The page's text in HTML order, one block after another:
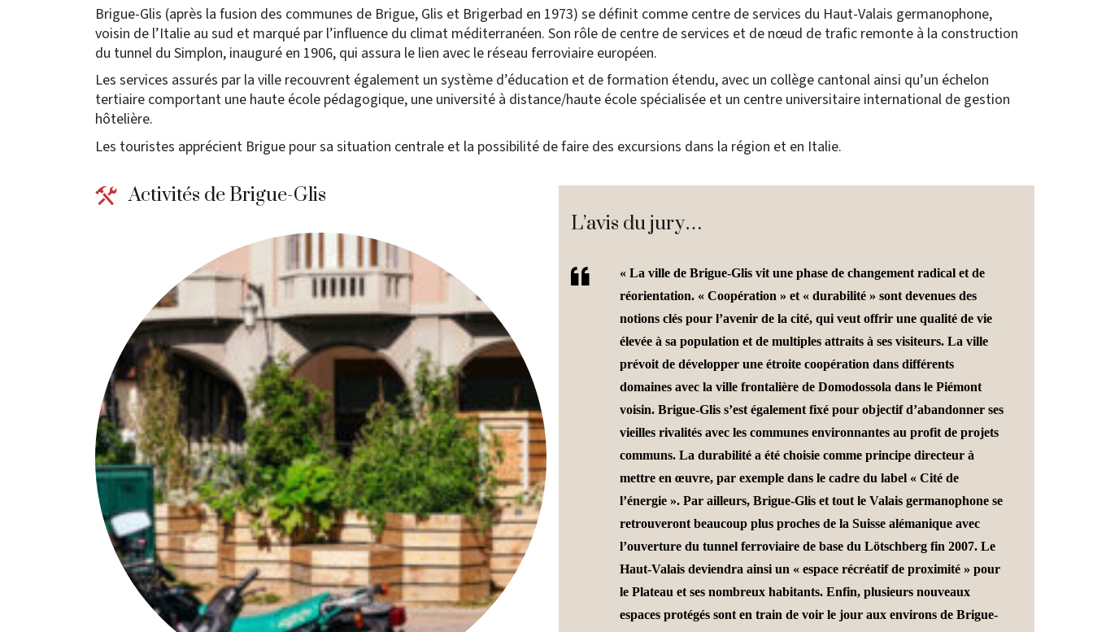
Brigue-Glis (après la fusion des communes de Brigue, Glis et Brigerbad en 1973) se définit comme centre de services du Haut-Valais germanophone,
voisin de l’Italie au sud et marqué par l’influence du climat méditerranéen. Son rôle de centre de services et de nœud de trafic remonte à la construction
du tunnel du Simplon, inauguré en 1906, qui assura le lien avec le réseau ferroviaire européen.
Les services assurés par la ville recouvrent également un système d’éducation et de formation étendu, avec un collège cantonal ainsi qu’un échelon
tertiaire comportant une haute école pédagogique, une université à distance/haute école spécialisée et un centre universitaire international de gestion
hôtelière.
Les touristes apprécient Brigue pour sa situation centrale et la possibilité de faire des excursions dans la région et en Italie.
Activités de Brigue-Glis
L’avis du jury…
« La ville de Brigue-Glis vit une phase de changement radical et de
réorientation. « Coopération » et « durabilité » sont devenues des
notions clés pour l’avenir de la cité, qui veut offrir une qualité de vie
élevée à sa population et de multiples attraits à ses visiteurs. La ville
prévoit de développer une étroite coopération dans différents
domaines avec la ville frontalière de Domodossola dans le Piémont
voisin. Brigue-Glis s’est également fixé pour objectif d’abandonner ses
vieilles rivalités avec les communes environnantes au profit de projets
communs. La durabilité a été choisie comme principe directeur à
mettre en œuvre, par exemple dans le cadre du label « Cité de
l’énergie ». Par ailleurs, Brigue-Glis et tout le Valais germanophone se
retrouveront beaucoup plus proches de la Suisse alémanique avec
l’ouverture du tunnel ferroviaire de base du Lötschberg fin 2007. Le
Haut-Valais deviendra ainsi un « espace récréatif de proximité » pour
le Plateau et ses nombreux habitants. Enfin, plusieurs nouveaux
espaces protégés sont en train de voir le jour aux environs de Brigue-